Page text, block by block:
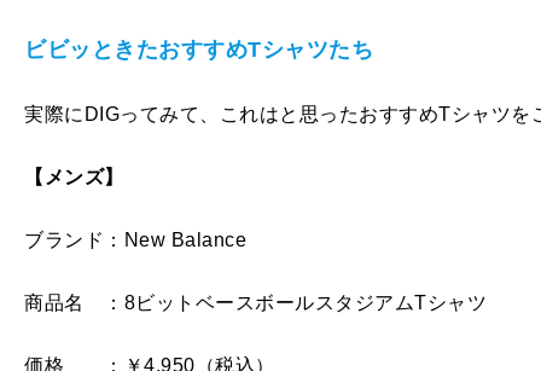
ビビッときたおすすめTシャツたち
実際にDIGってみて、これはと思ったおすすめTシャツを
【メンズ】
ブランド：New Balance
商品名 ：8ビットベースボールスタジアムTシャツ
価格 ：￥4,950（税込）